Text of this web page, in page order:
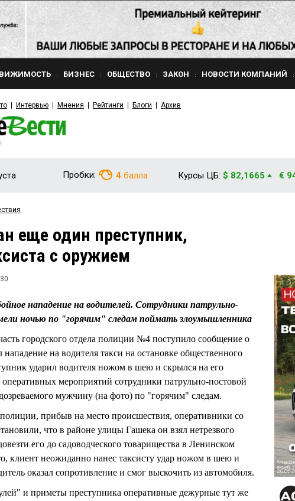
БИЗНЕС ОБЩЕСТВО ЗАКОН НОВОСТИ КОМПАНИЙ
Интервью Мнения Рейтинги Блоги Архив
Пробки: 4 балла Курсы ЦБ: $ 82,1665 €
еще один преступник,
с оружием
нападение на водителей. Сотрудники патрульно-
ночью по "горячим" следам поймать злоумышленника
городского отдела полиции №4 поступило сообщение о
на водителя такси на остановке общественного
ударил водителя ножом в шею и скрылся на его
мероприятий сотрудники патрульно-постовой
мужчину (на фото) по "горячим" следам.
прибыв на место происшествия, оперативники со
что в районе улицы Гашека он взял нетрезвого
его до садоводческого товарищества в Ленинском
клиент неожиданно нанес таксисту удар ножом в шею и
оказал сопротивление и смог выскочить из автомобиля.
и приметы преступника оперативные дежурные тут же